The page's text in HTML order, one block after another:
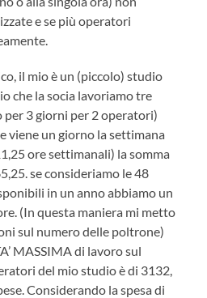
e se più operatori
il mio è un (piccolo) studio
che la socia lavoriamo tre
per 3 giorni per 2 operatori)
viene un giorno la settimana
ore settimanali) la somma
se consideriamo le 48
in un anno abbiamo un
(In questa maniera mi metto
sul numero delle poltrone)
MASSIMA di lavoro sul
del mio studio è di 3132,
Considerando la spesa di